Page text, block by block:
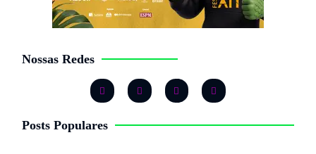
Nossas Redes
Posts Populares